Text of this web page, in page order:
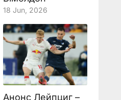
18 Jun, 2026
Анонс Лейпциг –